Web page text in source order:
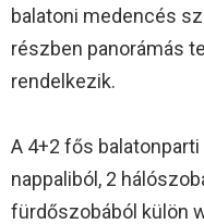
balatoni medencés
részben panorámás
rendelkezik.
A 4+2 fős
nappaliból, 2
fürdőszobából külön